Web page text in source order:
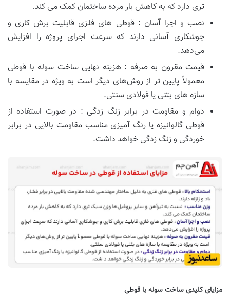
‌تری دارد که به کاهش بار مرده ساختمان کمک می ‌کند.
نصب و اجرا آسان : قوطی‌ های فلزی قابلیت برش ‌کاری و
جوشکاری آسانی دارند که سرعت اجرای پروژه را افزایش
می‌دهد.
قیمت مقرون‌ به ‌صرفه : هزینه نهایی ساخت سوله با قوطی
معمولاً پایین ‌تر از روش‌های دیگر است به ‌ویژه در مقایسه با
سازه‌ های بتنی یا فولادی سنتی.
دوام و مقاومت در برابر زنگ ‌زدگی : در صورت استفاده از
قوطی گالوانیزه یا رنگ ‌آمیزی مناسب مقاومت بالایی در برابر
خوردگی و زنگ‌ زدگی خواهد داشت.
مزایای کلیدی ساخت سوله با قوطی